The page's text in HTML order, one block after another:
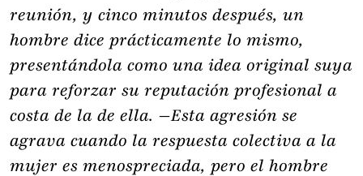
reunión, y cinco minutos después, un
hombre dice prácticamente lo mismo,
presentándola como una idea original suya
para reforzar su reputación profesional a
costa de la de ella. —Esta agresión se
agrava cuando la respuesta colectiva a la
mujer es menospreciada, pero el hombre